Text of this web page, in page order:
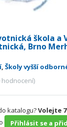
škola a
Brno
, Školy vyšší
hodnocení)
katalogu?Volejte
Přihlásit se a